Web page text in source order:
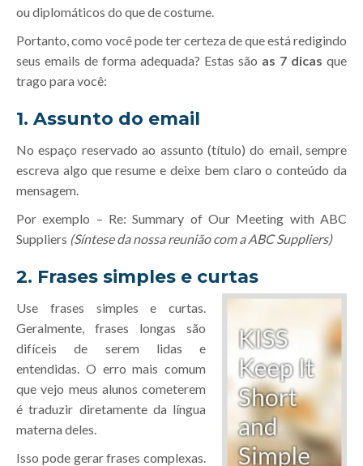
ou diplomáticos do que de costume.
Portanto, como você pode ter certeza de que está redigindo
seus emails de forma adequada? Estas são as 7 dicas que
trago para você:
1. Assunto do email
No espaço reservado ao assunto (título) do email, sempre
escreva algo que resume e deixe bem claro o conteúdo da
mensagem.
Por exemplo – Re: Summary of Our Meeting with ABC
Suppliers (Síntese da nossa reunião com a ABC Suppliers)
2. Frases simples e curtas
Use frases simples e curtas.
Geralmente, frases longas são
difíceis de serem lidas e
entendidas. O erro mais comum
que vejo meus alunos cometerem
é traduzir diretamente da língua
materna deles.
Isso pode gerar frases complexas.